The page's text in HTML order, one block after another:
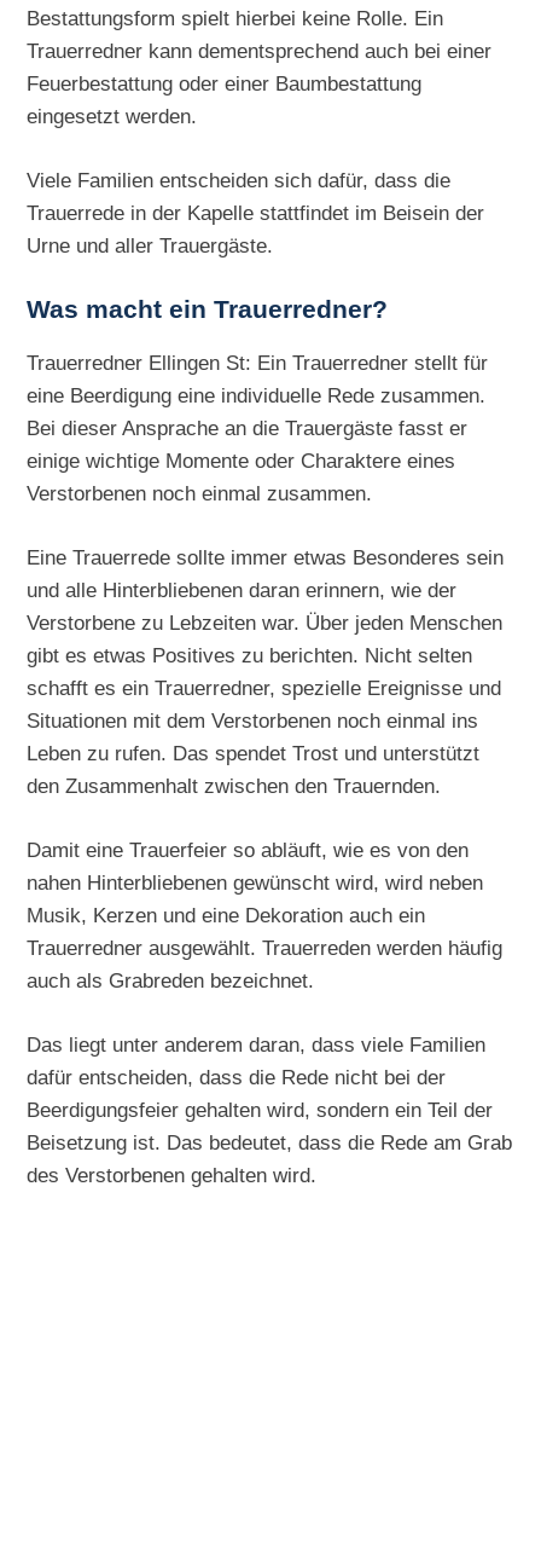
Bestattungsform spielt hierbei keine Rolle. Ein
Trauerredner kann dementsprechend auch bei einer
Feuerbestattung oder einer Baumbestattung
eingesetzt werden.
Viele Familien entscheiden sich dafür, dass die
Trauerrede in der Kapelle stattfindet im Beisein der
Urne und aller Trauergäste.
Was macht ein Trauerredner?
Trauerredner Ellingen St: Ein Trauerredner stellt für
eine Beerdigung eine individuelle Rede zusammen.
Bei dieser Ansprache an die Trauergäste fasst er
einige wichtige Momente oder Charaktere eines
Verstorbenen noch einmal zusammen.
Eine Trauerrede sollte immer etwas Besonderes sein
und alle Hinterbliebenen daran erinnern, wie der
Verstorbene zu Lebzeiten war. Über jeden Menschen
gibt es etwas Positives zu berichten. Nicht selten
schafft es ein Trauerredner, spezielle Ereignisse und
Situationen mit dem Verstorbenen noch einmal ins
Leben zu rufen. Das spendet Trost und unterstützt
den Zusammenhalt zwischen den Trauernden.
Damit eine Trauerfeier so abläuft, wie es von den
nahen Hinterbliebenen gewünscht wird, wird neben
Musik, Kerzen und eine Dekoration auch ein
Trauerredner ausgewählt. Trauerreden werden häufig
auch als Grabreden bezeichnet.
Das liegt unter anderem daran, dass viele Familien
dafür entscheiden, dass die Rede nicht bei der
Beerdigungsfeier gehalten wird, sondern ein Teil der
Beisetzung ist. Das bedeutet, dass die Rede am Grab
des Verstorbenen gehalten wird.